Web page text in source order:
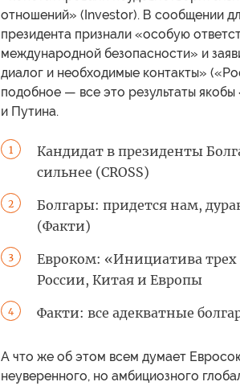
отношений» (Investor). В сообщении
президента признали «особую
международной безопасности» и
диалог и необходимые контакты»
подобное — все это результаты
и Путина.
1
Кандидат в президенты
сильнее (CROSS)
2
Болгары: придется нам,
(Факти)
3
Евроком: «Инициатива
России, Китая и Европы
4 Факти: все адекватные
А что же об этом всем думает
неуверенного, но амбициозного